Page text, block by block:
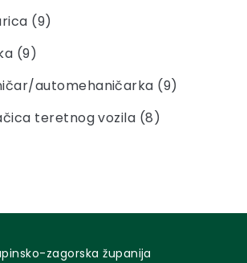
(9)
(9)
automehaničarka (9)
teretnog vozila (8)
zagorska županija